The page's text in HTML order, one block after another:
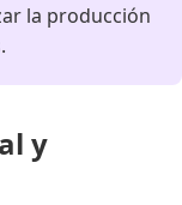
la producción
y